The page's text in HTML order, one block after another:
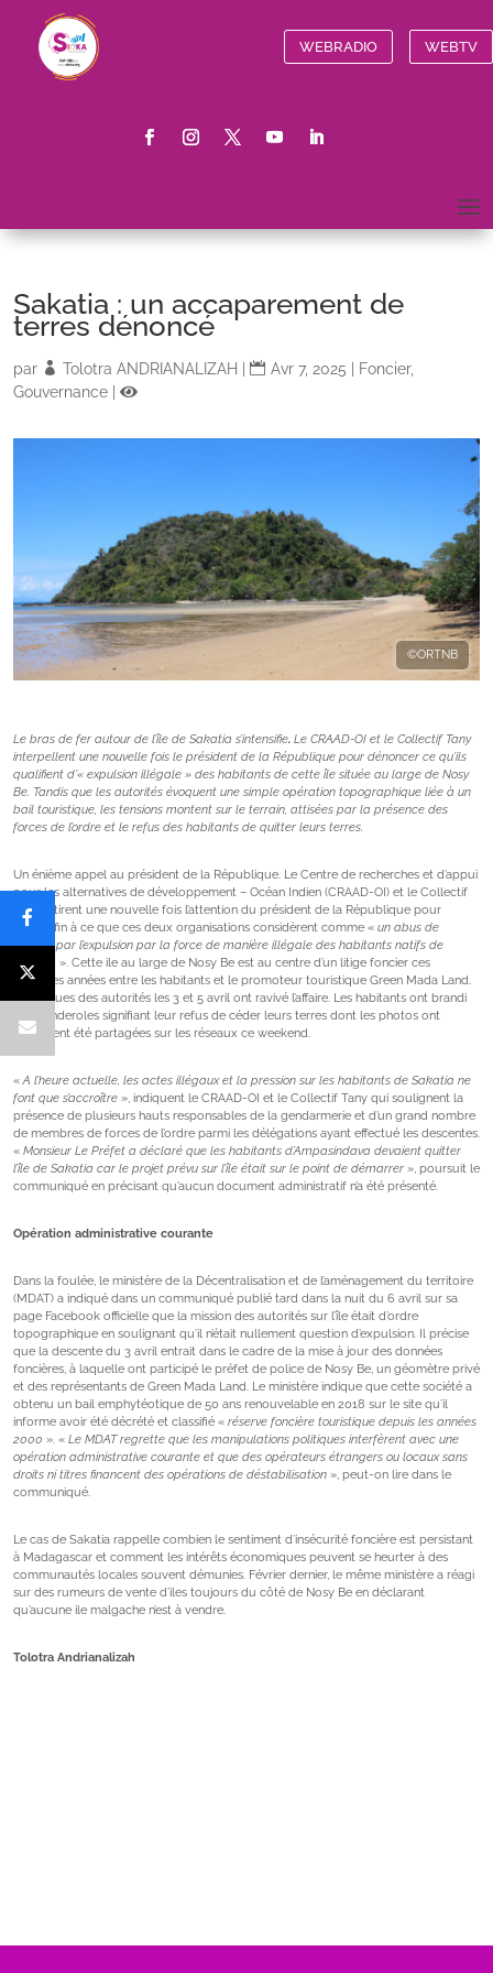
WEBRADIO WEBTV
Sakatia : un accaparement de
terres dénoncé
par Tolotra ANDRIANALIZAH Avr 7, 2025 Foncier,
Gouvernance
©ORTNB
Le bras de fer autour de l’île de Sakatia s’intensifie. Le CRAAD-OI et le Collectif Tany
interpellent une nouvelle fois le président de la République pour dénoncer ce qu’ils
qualifient d’« expulsion illégale » des habitants de cette île située au large de Nosy
Be. Tandis que les autorités évoquent une simple opération topographique liée à un
bail touristique, les tensions montent sur le terrain, attisées par la présence des
forces de l’ordre et le refus des habitants de quitter leurs terres.
Un énième appel au président de la République. Le Centre de recherches et d’appui
pour les alternatives de développement – Océan Indien (CRAAD-OI) et le Collectif
Tany attirent une nouvelle fois l’attention du président de la République pour
mettre fin à ce que ces deux organisations considèrent comme « un abus de
pouvoir par l’expulsion par la force de manière illégale des habitants natifs de
Sakatia ». Cette ile au large de Nosy Be est au centre d’un litige foncier ces
dernières années entre les habitants et le promoteur touristique Green Mada Land.
Les venues des autorités les 3 et 5 avril ont ravivé l’affaire. Les habitants ont brandi
des banderoles signifiant leur refus de céder leurs terres dont les photos ont
largement été partagées sur les réseaux ce weekend.
«A l’heure actuelle, les actes illégaux et la pression sur les habitants de Sakatia ne
font que s’accroître », indiquent le CRAAD-OI et le Collectif Tany qui soulignent la
présence de plusieurs hauts responsables de la gendarmerie et d’un grand nombre
de membres de forces de l’ordre parmi les délégations ayant effectué les descentes.
« Monsieur Le Préfet a déclaré que les habitants d’Ampasindava devaient quitter
l’île de Sakatia car le projet prévu sur l’île était sur le point de démarrer », poursuit le
communiqué en précisant qu’aucun document administratif n’a été présenté.
Opération administrative courante
Dans la foulée, le ministère de la Décentralisation et de l’aménagement du territoire
(MDAT) a indiqué dans un communiqué publié tard dans la nuit du 6 avril sur sa
page Facebook officielle que la mission des autorités sur l’île était d’ordre
topographique en soulignant qu’il n’était nullement question d’expulsion. Il précise
que la descente du 3 avril entrait dans le cadre de la mise à jour des données
foncières, à laquelle ont participé le préfet de police de Nosy Be, un géomètre privé
et des représentants de Green Mada Land. Le ministère indique que cette société a
obtenu un bail emphytéotique de 50 ans renouvelable en 2018 sur le site qu’il
informe avoir été décrété et classifié « réserve foncière touristique depuis les années
2000 ». « Le MDAT regrette que les manipulations politiques interfèrent avec une
opération administrative courante et que des opérateurs étrangers ou locaux sans
droits ni titres financent des opérations de déstabilisation », peut-on lire dans le
communiqué.
Le cas de Sakatia rappelle combien le sentiment d’insécurité foncière est persistant
à Madagascar et comment les intérêts économiques peuvent se heurter à des
communautés locales souvent démunies. Février dernier, le même ministère a réagi
sur des rumeurs de vente d’iles toujours du côté de Nosy Be en déclarant
qu’aucune ile malgache n’est à vendre.
Tolotra Andrianalizah